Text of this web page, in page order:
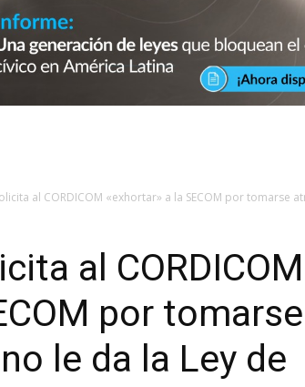
al CORDICOM «exhortar» a la SECOM por tomarse
al CORDICOM
por tomarse
le da la Ley de